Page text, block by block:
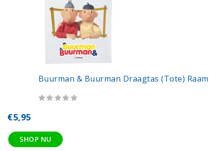
Buurman & Buurman Draagtas (tote) Raam
€5,95
SHOP NU